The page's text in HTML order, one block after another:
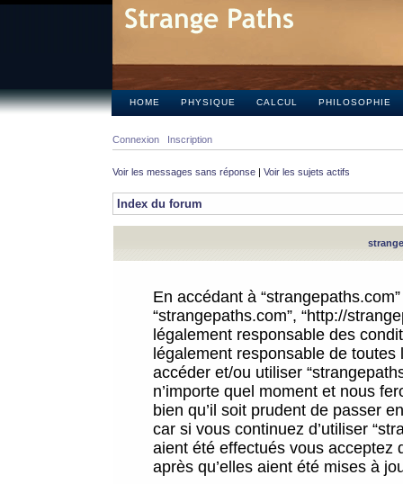
HOME PHYSIQUE CALCUL PHILOSOPHIE
Connexion Inscription
Voir les messages sans réponse | Voir les sujets actifs
Index du forum
En accédant à
“strangepaths.com”, “http://
légalement responsable des
légalement responsable de
accéder et/ou utiliser
n’importe quel moment et nous
bien qu’il soit prudent de passer
car si vous continuez d’utiliser
aient été effectués vous acceptez
après qu’elles aient été mises à